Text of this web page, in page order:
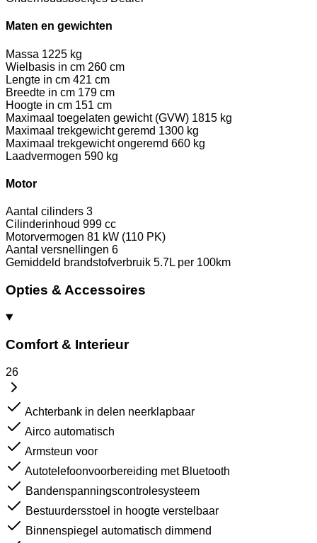
Maten en gewichten
Massa 1225 kg
Wielbasis in cm 260 cm
Lengte in cm 421 cm
Breedte in cm 179 cm
Hoogte in cm 151 cm
Maximaal toegelaten gewicht (GVW) 1815 kg
Maximaal trekgewicht geremd 1300 kg
Maximaal trekgewicht ongeremd 660 kg
Laadvermogen 590 kg
Motor
Aantal cilinders 3
Cilinderinhoud 999 cc
Motorvermogen 81 kW (110 PK)
Aantal versnellingen 6
Gemiddeld brandstofverbruik 5.7L per 100km
Opties & Accessoires
Comfort & Interieur
26
Achterbank in delen neerklapbaar
Airco automatisch
Armsteun voor
Autotelefoonvoorbereiding met Bluetooth
Bandenspanningscontrolesysteem
Bestuurdersstoel in hoogte verstelbaar
Binnenspiegel automatisch dimmend